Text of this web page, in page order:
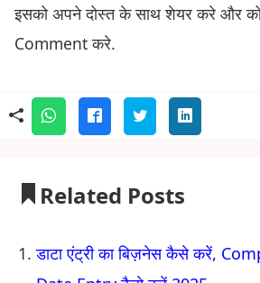
इसको अपने दोस्त के साथ शेयर करे और
Comment करे.
Related Posts
डाटा एंट्री का बिज़नेस कैसे करें,